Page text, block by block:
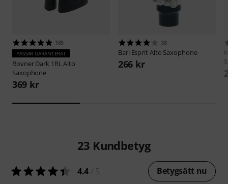
185
PASSAR GARANTERAT
RovnerDark 1RL Alto
Saxophone
369 kr
38
Bari Esprit Alto Saxophone
266 kr
23 Kundbetyg
4.4 Betygsätt nu